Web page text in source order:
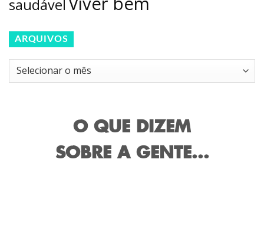
saudável
ARQUIVOS
Arquivos
O QUE DIZEM
SOBRE A GENTE...